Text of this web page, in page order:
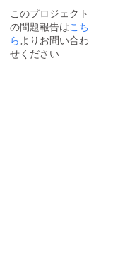
私たち
のもの
も含め
「記念
品」と
このプロジェクト
の問題報告はこち
らよりお問い合わ
せください